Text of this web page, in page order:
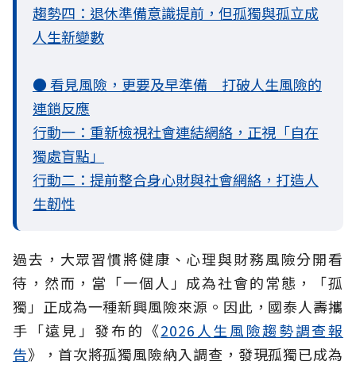
趨勢四：退休準備意識提前，但孤獨與孤立成
人生新變數
● 看見風險，更要及早準備 打破人生風險的
連鎖反應
行動一：重新檢視社會連結網絡，正視「自在
獨處盲點」
行動二：提前整合身心財與社會網絡，打造人
生韌性
過去，大眾習慣將健康、心理與財務風險分開看
待，然而，當「一個人」成為社會的常態，「孤
獨」正成為一種新興風險來源。因此，國泰人壽攜
手「遠見」發布的《2026人生風險趨勢調查報
告》，首次將孤獨風險納入調查，發現孤獨已成為